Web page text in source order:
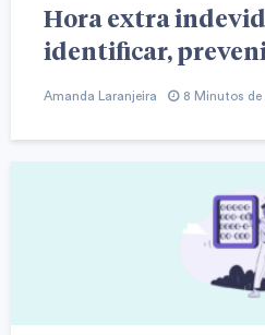
Hora extra
identificar,
Amanda Laranjeira 8 Minutos de